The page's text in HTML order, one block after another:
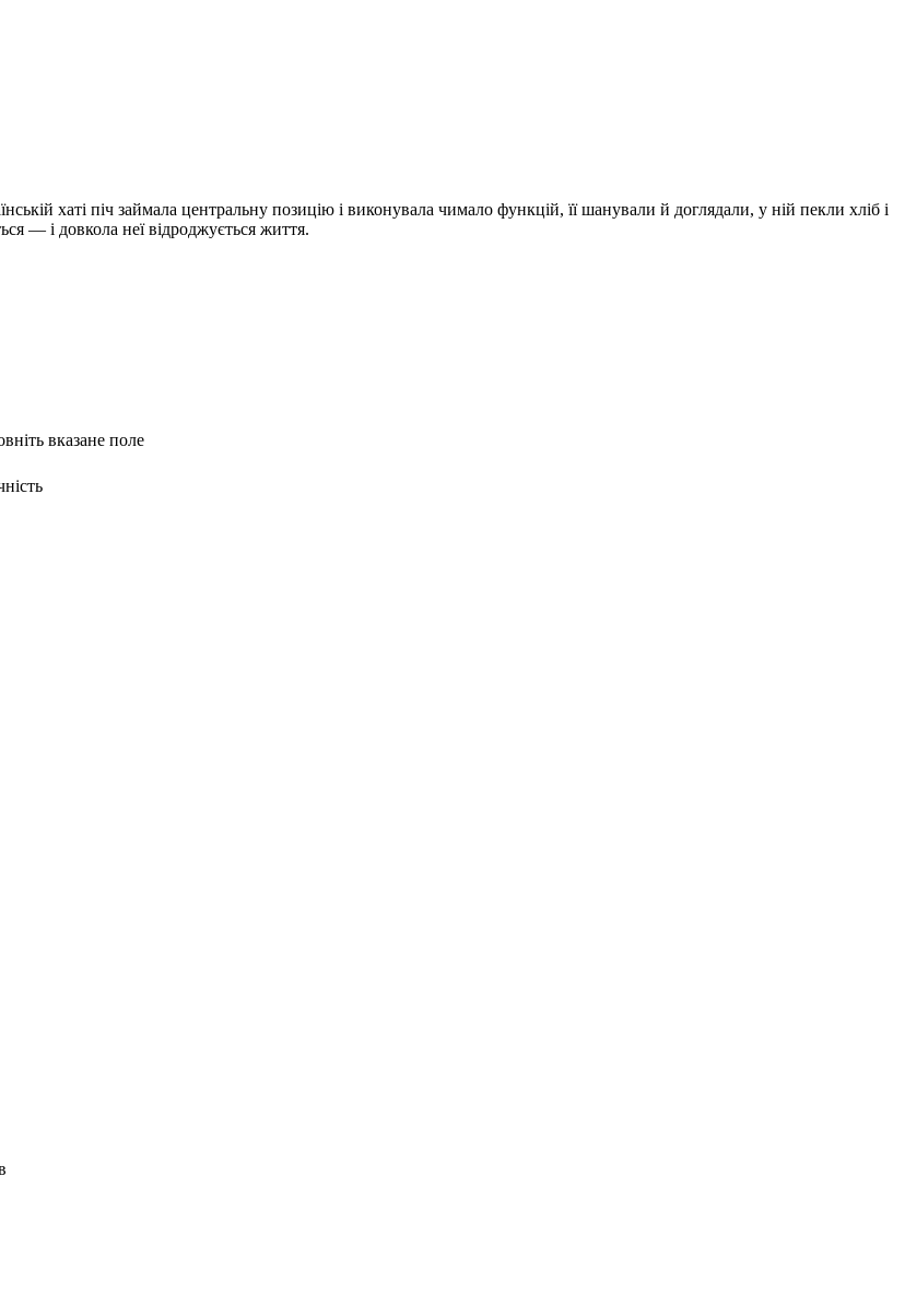
хаті піч займала центральну позицію і виконувала чимало функцій, її шанували й доглядали, у ній пекли хліб і
— і довкола неї відроджується життя.
вказане поле